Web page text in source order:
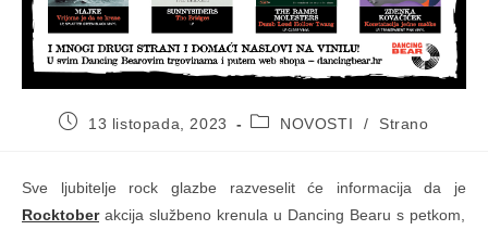
Objava13 listopada, 2023
Kategorija
NOVOSTI / Strano
Sve ljubitelje rock glazbe razveselit će informacija da je
Rocktoberakcija službeno krenula u Dancing Bearu s petkom,